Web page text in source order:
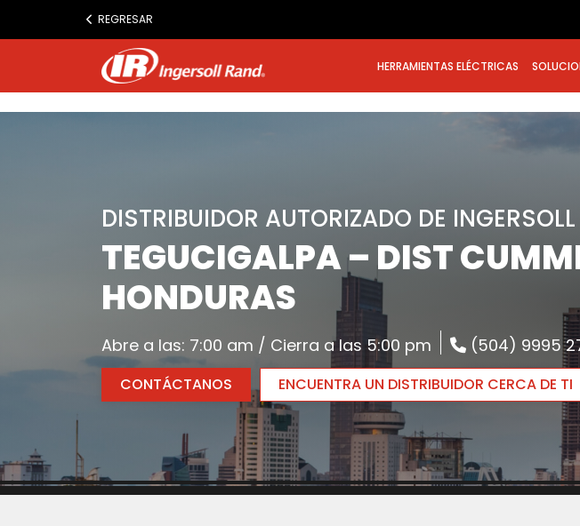
www.ingersollrand.com
REGRESAR
HERRAMIENTAS ELÉCTRICAS
DISTRIBUIDOR AUTORIZADO DE
TEGUCIGALPA – DIST
HONDURAS
Abre a las: 7:00 am / Cierra a las 5:00 pm (504) 9995
CONTÁCTANOS ENCUENTRA UN DISTRIBUIDOR CERCA DE TI